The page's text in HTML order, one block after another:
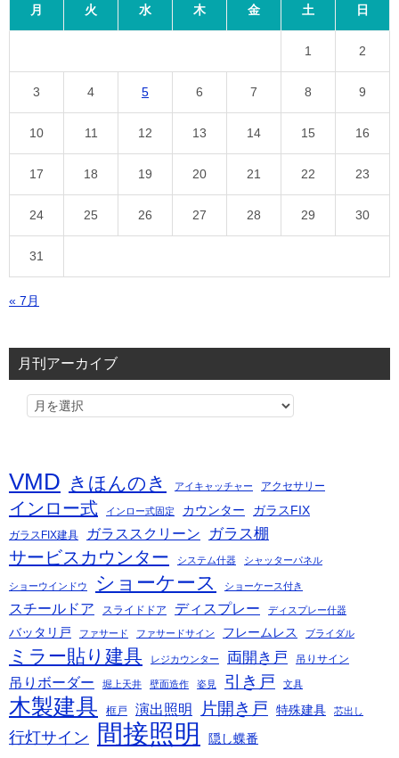
月 火 水 木 金 土 日
1 2
3 4 5 6 7 8 9
10 11 12 13 14 15 16
17 18 19 20 21 22 23
24 25 26 27 28 29 30
31
« 7月
月刊アーカイブ
VMD きほんのき アイキャッチャー アクセサリー
インロー式 インロー式固定 カウンター ガラスFIX
ガラスFIX建具 ガラススクリーン ガラス棚
サービスカウンター システム什器 シャッターパネル
ショーウインドウ ショーケース ショーケース付き
スチールドア スライドドア ディスプレー ディスプレー什器
バッタリ戸 ファサード ファサードサイン フレームレス ブライダル
ミラー貼り建具 レジカウンター 両開き戸 吊りサイン
吊りボーダー 堀上天井 壁面造作 姿見 引き戸 文具
木製建具 框戸 演出照明 片開き戸 特殊建具 芯出し
行灯サイン 間接照明 隠し蝶番